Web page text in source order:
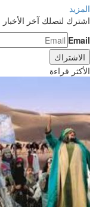
المزيد
اشترك لتصلك آخر الأخبار
Email
الأكثر قراءة